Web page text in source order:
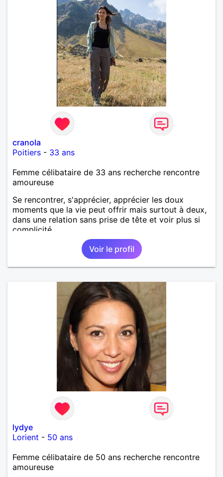
cranola
Poitiers - 33 ans
Femme célibataire de 33 ans recherche rencontre
amoureuse
Se rencontrer, s'apprécier, apprécier les doux
moments que la vie peut offrir mais surtout à deux,
dans une relation sans prise de tête et voir plus si
complicité.
Voir le profil
lydye
Lorient - 50 ans
Femme célibataire de 50 ans recherche rencontre
amoureuse